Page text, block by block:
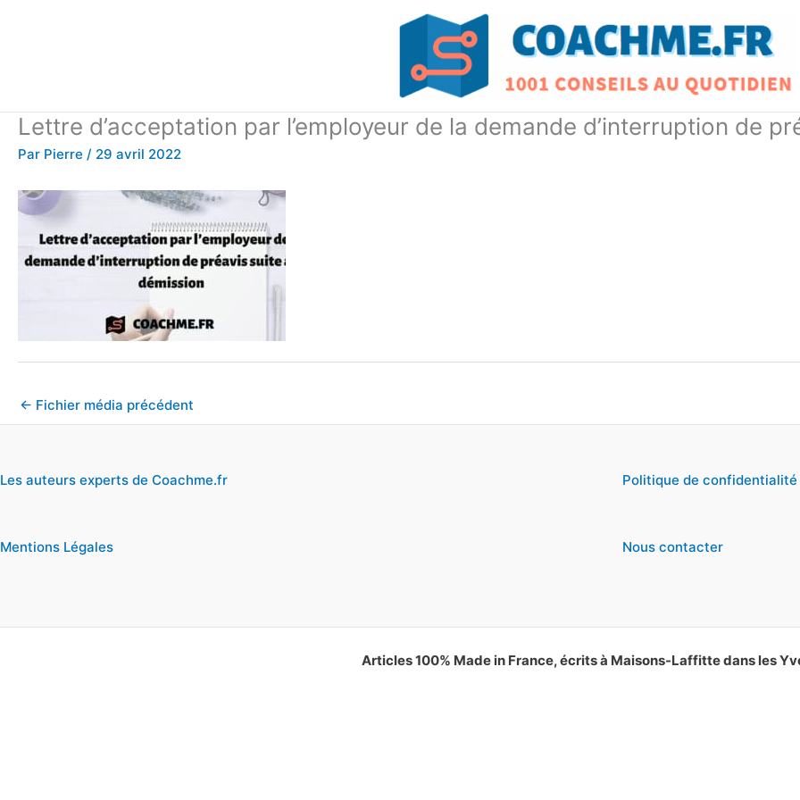
Lettre d’acceptation par l’employeur de la demande d’interruption de
Par Pierre / 29 avril 2022
← Fichier média précédent
Les auteurs experts de Coachme.fr
Mentions Légales
Politique de confidentialité
Nous contacter
Articles 100% Made in France, écrits à Maisons-Laffitte dans les